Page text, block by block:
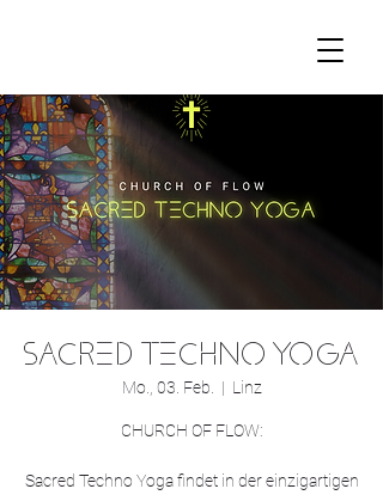
SACRED TECHNO YOGA
Mo., 03. Feb.
  |
Linz
CHURCH OF FLOW:
Sacred Techno Yoga findet in der einzigartigen